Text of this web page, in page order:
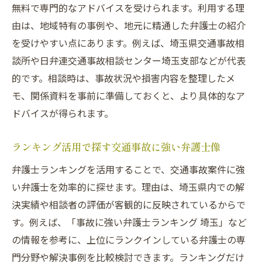
弁護士を活用した交通事故示談の進め方を徹底
解説
交通事故で弁護士を頼るべきタイミングと
理由
交通事故弁護士の活用で変わる示談交渉の
流れ
方
交通事故弁護士に依頼した後の流れと注意
点
交通事故示談で専門家を活用するメリット
埼玉県の交通事故無料相談を上手に使う方法
無料で専門的なアドバイスを受けられます。利用する理
由は、地域特有の事例や、地元に精通した弁護士の紹介
を受けやすい点にあります。例えば、埼玉県交通事故相
談所や日弁連交通事故相談センター埼玉支部などが代表
的です。相談時は、事故状況や損害内容を整理したメ
モ、関係資料を事前に準備しておくと、より具体的なア
ドバイスが得られます。
ランキング活用で探す交通事故に強い弁護士像
弁護士ランキングを活用することで、交通事故案件に強
い弁護士を効率的に探せます。理由は、埼玉県内での解
決実績や相談者の評価が客観的に反映されているからで
す。例えば、「事故に強い弁護士ランキング 埼玉」など
の情報を参考に、上位にランクインしている弁護士の専
門分野や解決事例を比較検討できます。ランキングだけ